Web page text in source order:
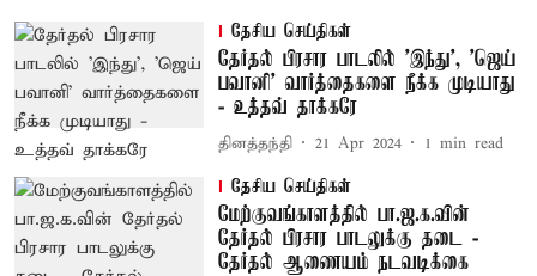
தேசிய செய்திகள்
தேர்தல் பிரசார பாடலில் 'இந்து', 'ஜெய்
பவானி' வார்த்தைகளை நீக்க முடியாது
- உத்தவ் தாக்கரே
தினத்தந்தி 21 Apr 2024 1 min read
தேசிய செய்திகள்
மேற்குவங்காளத்தில் பா.ஜ.க.வின்
தேர்தல் பிரசார பாடலுக்கு தடை -
தேர்தல் ஆணையம் நடவடிக்கை